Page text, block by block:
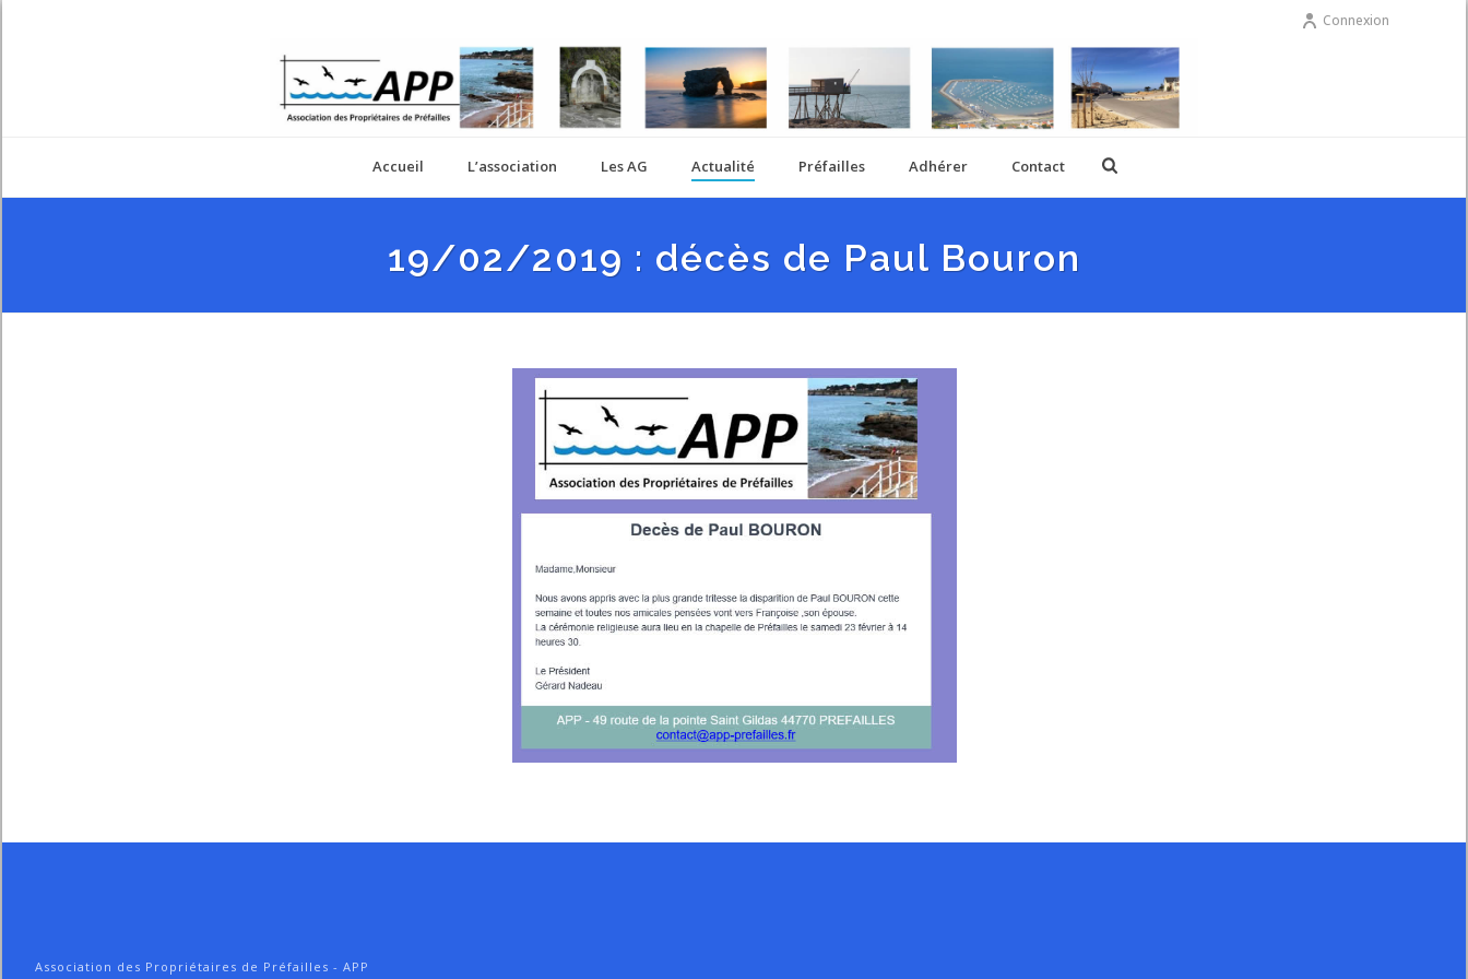
Connexion
Accueil L’association Les AG Actualité Préfailles Adhérer Contact
19/02/2019 : décès de Paul Bouron
Association des Propriétaires de Préfailles - APP